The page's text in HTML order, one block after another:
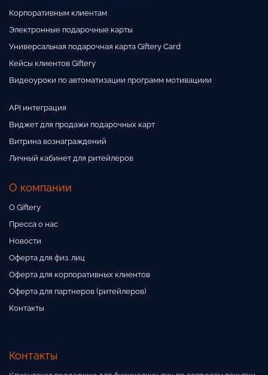
Корпоративным клиентам
Электронные подарочные карты
Универсальная подарочная карта Giftery Card
Кейсы клиентов Giftery
Видеоуроки по автоматизации программ мотивациии
API интеграция
Виджет для продажи подарочных карт
Витрина вознаграждений
Личный кабинет для ритейлеров
О компании
О Giftery
Пресса о нас
Новости
Оферта для физ. лиц
Оферта для корпоративных клиентов
Оферта для партнеров (ритейлеров)
Контакты
Контакты